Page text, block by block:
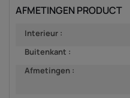
AFMETINGEN PRODUCT
Interieur :
Buitenkant :
Afmetingen :